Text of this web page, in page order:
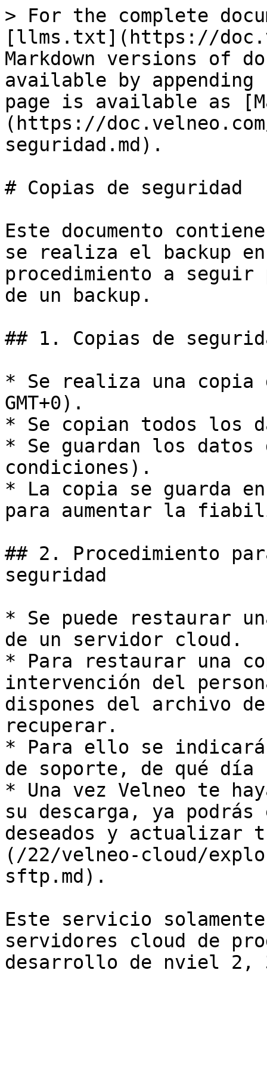
> For the complete
[llms.txt](https://
Markdown versions of
available by
page is available as
(https://
seguridad.md).
# Copias de seguridad
Este documento
se realiza el backup
procedimiento a
de un backup.
## 1. Copias de
* Se realiza una copia
GMT+0).
* Se copian todos los
* Se guardan los
condiciones).
* La copia se guarda
para aumentar la
## 2. Procedimiento
seguridad
* Se puede restaurar
de un servidor cloud.
* Para restaurar una
intervención del
dispones del archivo
recuperar.
* Para ello se indicará
de soporte, de qué
* Una vez Velneo te
su descarga, ya
deseados y actualizar
(/22/velneo-cloud/
sftp.md).
Este servicio
servidores cloud de